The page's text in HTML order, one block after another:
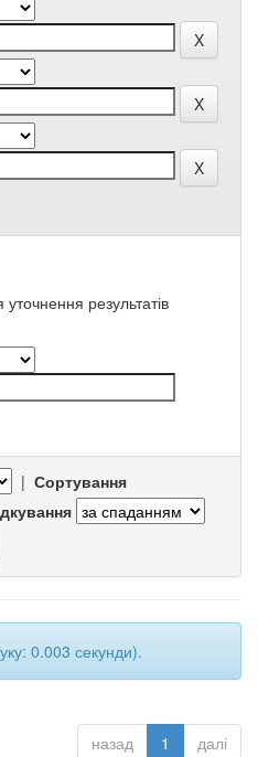
результатів
| Сортування
0.003 секунди).
назад 1 далі